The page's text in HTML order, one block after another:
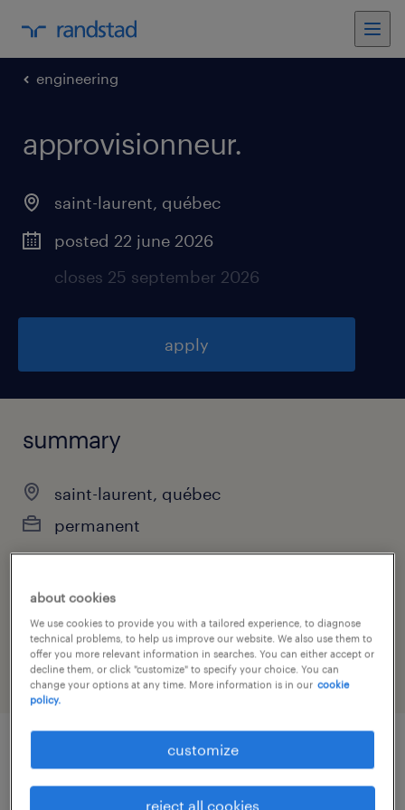
engineering
approvisionneur.
saint-laurent, québec
posted 22 june 2026
closes 25 september 2026
apply
summary
saint-laurent, québec
permanent
job category
engineering
job details
about cookies
We use cookies to provide you with a tailored experience, to diagnose
technical problems, to help us improve our website. We also use them to
offer you more relevant information in searches. You can either accept or
decline them, or click "customize" to specify your choice. You can
change your options at any time. More information is in our cookie
policy.
customize
reject all cookies